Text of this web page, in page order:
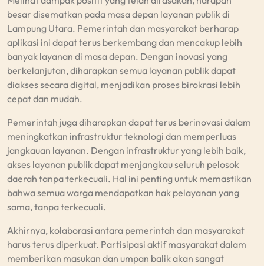
besar disematkan pada masa depan layanan publik di
Lampung Utara. Pemerintah dan masyarakat berharap
aplikasi ini dapat terus berkembang dan mencakup lebih
banyak layanan di masa depan. Dengan inovasi yang
berkelanjutan, diharapkan semua layanan publik dapat
diakses secara digital, menjadikan proses birokrasi lebih
cepat dan mudah.
Pemerintah juga diharapkan dapat terus berinovasi dalam
meningkatkan infrastruktur teknologi dan memperluas
jangkauan layanan. Dengan infrastruktur yang lebih baik,
akses layanan publik dapat menjangkau seluruh pelosok
daerah tanpa terkecuali. Hal ini penting untuk memastikan
bahwa semua warga mendapatkan hak pelayanan yang
sama, tanpa terkecuali.
Akhirnya, kolaborasi antara pemerintah dan masyarakat
harus terus diperkuat. Partisipasi aktif masyarakat dalam
memberikan masukan dan umpan balik akan sangat